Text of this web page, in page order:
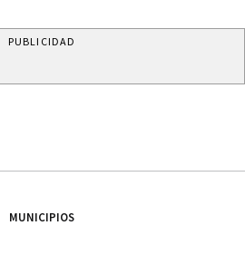
PUBLICIDAD
MUNICIPIOS